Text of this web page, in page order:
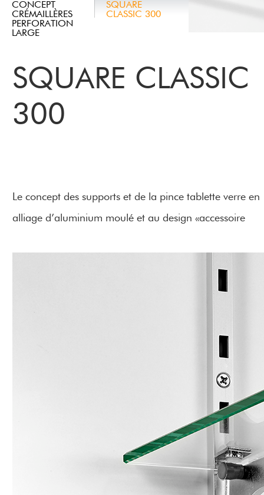
CONCEPT
CRÉMAILLÈRES
PERFORATION
LARGE
SQUARE
CLASSIC 300
SQUARE CLASSIC
300
Le concept des supports et de la pince tablette verre en
alliage d’aluminium moulé et au design «accessoire